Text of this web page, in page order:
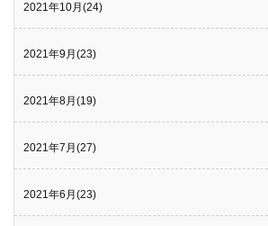
2021年10月(24)
2021年9月(23)
2021年8月(19)
2021年7月(27)
2021年6月(23)